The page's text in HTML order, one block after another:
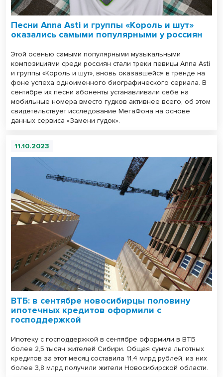
Песни Anna Asti и группы «Король и шут»
оказались самыми популярными у россиян
Этой осенью самыми популярными музыкальными
композициями среди россиян стали треки певицы Anna Asti
и группы «Король и шут», вновь оказавшейся в тренде на
фоне успеха одноименного биографического сериала. В
сентябре их песни абоненты устанавливали себе на
мобильные номера вместо гудков активнее всего, об этом
свидетельствует исследование МегаФона на основе
данных сервиса «Замени гудок».
11.10.2023
ВТБ: в сентябре новосибирцы половину
ипотечных кредитов оформили с
господдержкой
Ипотеку с господдержкой в сентябре оформили в ВТБ
более 2,5 тысяч жителей Сибири. Общая сумма льготных
кредитов за этот месяц составила 11,4 млрд рублей, из них
более 3,8 млрд получили жители Новосибирской области.